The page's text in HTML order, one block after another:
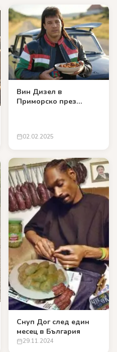
Вин Дизел в
Приморско през
02.02.2025
Снуп Дог след един
месец в България
29.11.2024